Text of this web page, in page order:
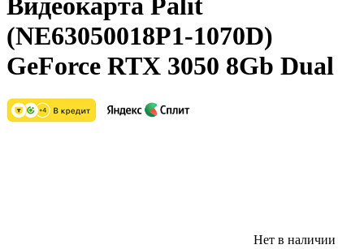
(NE63050018P1-1070D)
GeForce RTX 3050 8Gb Dual
Нет в наличии